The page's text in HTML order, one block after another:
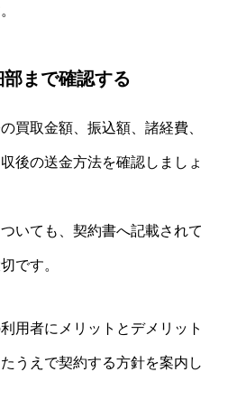
まで確認する
買取金額、振込額、諸経費、
後の送金方法を確認しましょ
いても、契約書へ記載されて
です。
用者にメリットとデメリット
うえで契約する方針を案内し